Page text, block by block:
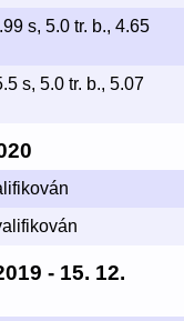
s, 5.0 tr. b., 4.65
s, 5.0 tr. b., 5.07
- 15. 12.